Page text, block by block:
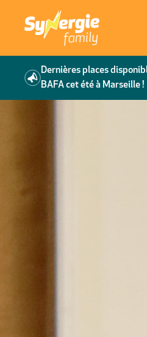
Dernières places
BAFA cet été à Marseille !